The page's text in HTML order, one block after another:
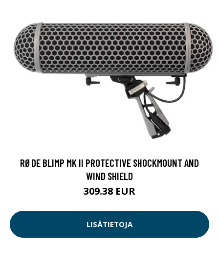
RØDE BLIMP MK II PROTECTIVE SHOCKMOUNT AND
WIND SHIELD
309.38 EUR
LISÄTIETOJA